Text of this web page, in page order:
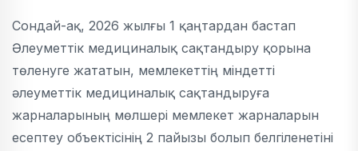
Сондай-ақ, 2026 жылғы 1 қаңтардан бастап
Әлеуметтік медициналық сақтандыру қорына
төленуге жататын, мемлекеттің міндетті
әлеуметтік медициналық сақтандыруға
жарналарының мөлшері мемлекет жарналарын
есептеу объектісінің 2 пайызы болып белгiленетіні